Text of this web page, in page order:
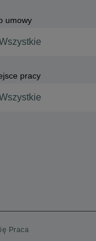
umowy
pracy
Praca